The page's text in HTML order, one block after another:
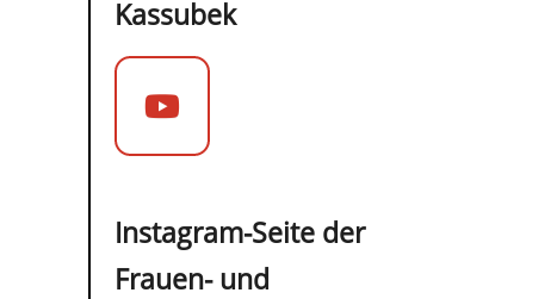
Kassubek
Instagram-Seite der
Frauen- und